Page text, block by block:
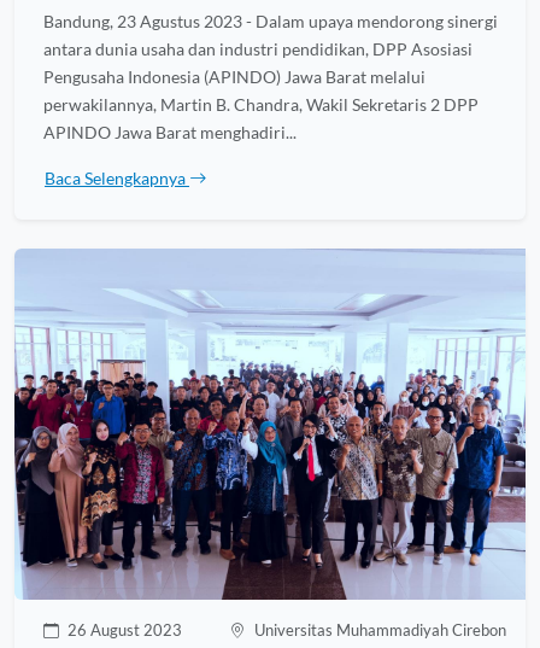
Bandung, 23 Agustus 2023 - Dalam upaya mendorong sinergi
antara dunia usaha dan industri pendidikan, DPP Asosiasi
Pengusaha Indonesia (APINDO) Jawa Barat melalui
perwakilannya, Martin B. Chandra, Wakil Sekretaris 2 DPP
APINDO Jawa Barat menghadiri...
Baca Selengkapnya
26 August 2023 Universitas Muhammadiyah Cirebon